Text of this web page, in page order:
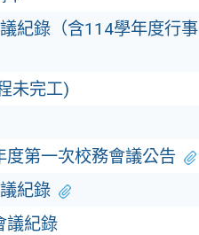
紀錄（含114學年度行事
未完工)
第一次校務會議公告
紀錄
議紀錄